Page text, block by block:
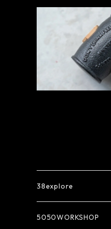
DONKEY
ー) - サン
38explore
5050WORKSHOP